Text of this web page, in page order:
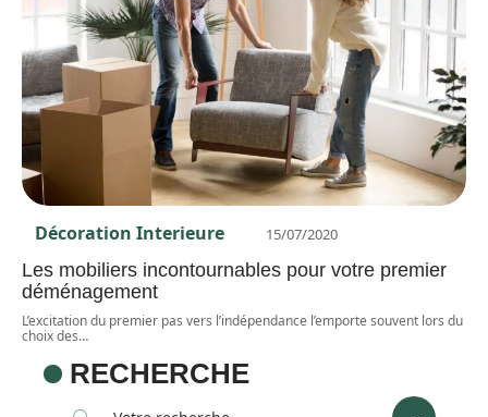
Décoration Interieure 15/07/2020
Les mobiliers incontournables pour votre premier
déménagement
L’excitation du premier pas vers l’indépendance l’emporte souvent lors du
choix des…
RECHERCHE